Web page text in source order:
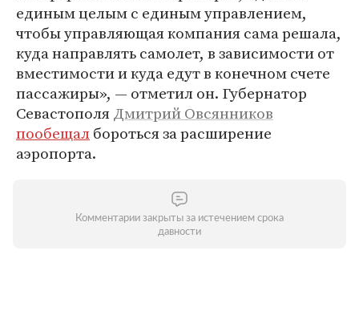
единым целым с единым управлением,
чтобы управляющая компания сама решала,
куда направлять самолет, в зависимости от
вместимости и куда едут в конечном счете
пассажиры», — отметил он. Губернатор
СевастополяДмитрий Овсянников
пообещалбороться за расширение
аэропорта.
Комментарии закрыты за истечением срока
давности